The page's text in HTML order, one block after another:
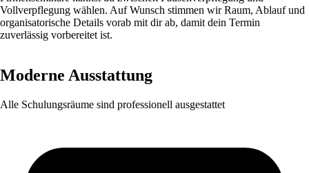
Vollverpflegung wählen. Auf Wunsch stimmen wir Raum, Ablauf und
organisatorische Details vorab mit dir ab, damit dein Termin
zuverlässig vorbereitet ist.
Moderne Ausstattung
Alle Schulungsräume sind professionell ausgestattet